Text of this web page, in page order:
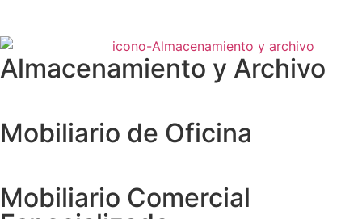
Almacenamiento y Archivo
Mobiliario de Oficina
Mobiliario Comercial